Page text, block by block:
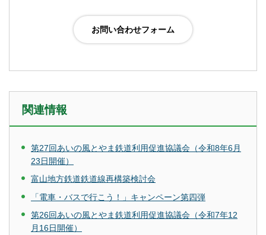
関連情報
第27回あいの風とやま鉄道利用促進協議会（令和8年6月
23日開催）
富山地方鉄道鉄道線再構築検討会
「電車・バスで行こう！」キャンペーン第四弾
第26回あいの風とやま鉄道利用促進協議会（令和7年12
月16日開催）